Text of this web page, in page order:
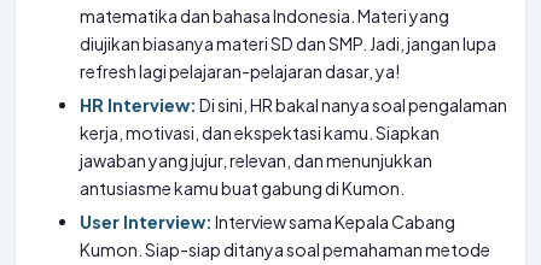
matematika dan bahasa Indonesia. Materi yang
diujikan biasanya materi SD dan SMP. Jadi, jangan lupa
refresh lagi pelajaran-pelajaran dasar, ya!
HR Interview: Di sini, HR bakal nanya soal pengalaman
kerja, motivasi, dan ekspektasi kamu. Siapkan
jawaban yang jujur, relevan, dan menunjukkan
antusiasme kamu buat gabung di Kumon.
User Interview: Interview sama Kepala Cabang
Kumon. Siap-siap ditanya soal pemahaman metode